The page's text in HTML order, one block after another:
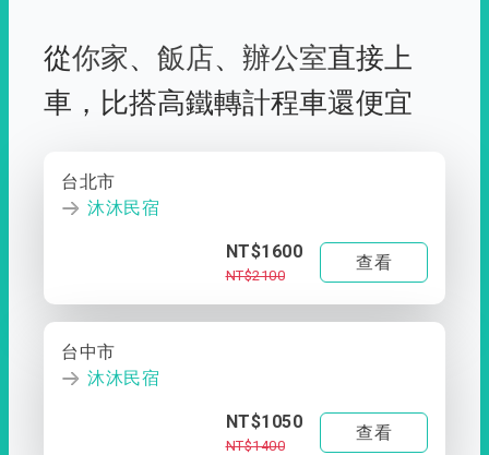
從你家、 飯店、 辦公室直接上
車， 比搭高鐵轉計程車還便宜
台北市
沐沐民宿
NT$1600
NT$2100
查看
台中市
沐沐民宿
NT$1050
NT$1400
查看